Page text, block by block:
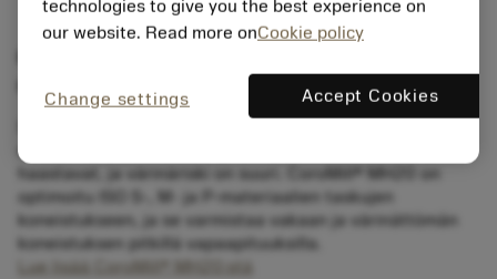
edellytetään pitkiä vapaapituuksia. Olosuhteet ovat
haastavat, ja värinäriski on suuri. CoroMill® MH20 on
optimoitu ISO S-, M- ja P-materiaalien taskujen
koneistukseen, ja se varmistaa vakaan ja värinättömän
koneistuksen pitkillä vapaapituuksilla.
Lue lisää CoroMill® MH20:stä
technologies to give you the best experience on
our website. Read more onCookie policy
Change settings Accept Cookies